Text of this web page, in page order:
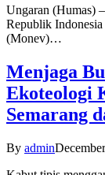
Ungaran (Humas)
Republik Indonesia
(Monev)…
Menjaga
Ekoteologi
Semarang
By admin